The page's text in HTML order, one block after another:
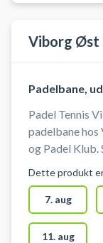
Viborg Øst
Padelbane,
Padel Tennis
padelbane
og Padel Klub.
findes gratis
Bolde skal
eller købes i
Dette produkt
7. aug
11. aug